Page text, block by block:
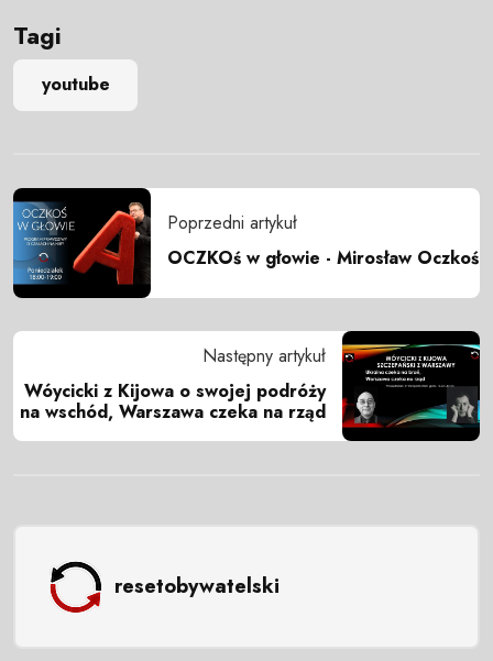
Tagi
youtube
Poprzedni artykuł
OCZKOś w głowie - Mirosław Oczkoś
Następny artykuł
Wóycicki z Kijowa o swojej podróży
na wschód, Warszawa czeka na rząd
resetobywatelski